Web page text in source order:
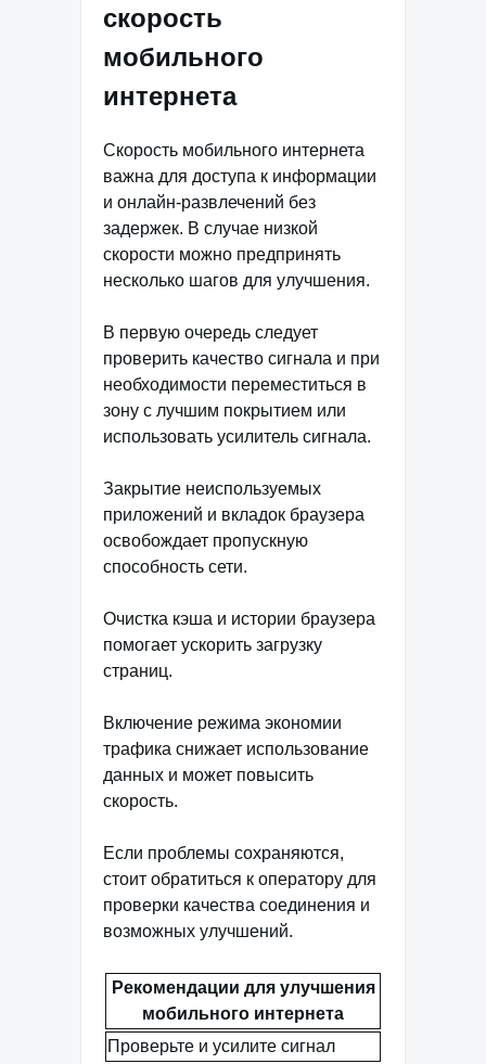
скорость
мобильного
интернета
Скорость мобильного интернета
важна для доступа к информации
и онлайн-развлечений без
задержек. В случае низкой
скорости можно предпринять
несколько шагов для улучшения.
В первую очередь следует
проверить качество сигнала и при
необходимости переместиться в
зону с лучшим покрытием или
использовать усилитель сигнала.
Закрытие неиспользуемых
приложений и вкладок браузера
освобождает пропускную
способность сети.
Очистка кэша и истории браузера
помогает ускорить загрузку
страниц.
Включение режима экономии
трафика снижает использование
данных и может повысить
скорость.
Если проблемы сохраняются,
стоит обратиться к оператору для
проверки качества соединения и
возможных улучшений.
Рекомендации для улучшения
мобильного интернета
Проверьте и усилите сигнал